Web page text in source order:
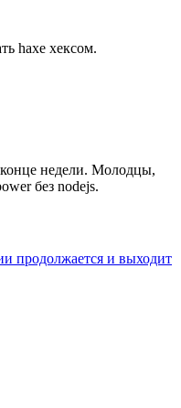
haxe хексом.
недели. Молодцы,
без nodejs.
продолжается и выходит